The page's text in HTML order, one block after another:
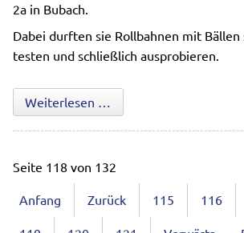
2a in Bubach.
Dabei durften sie Rollbahnen mit
testen und schließlich ausprobieren.
Weiterlesen …
Seite 118 von 132
Anfang Zurück 115 116